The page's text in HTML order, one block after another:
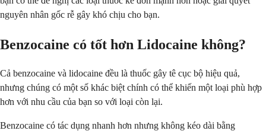
nguyên nhân gốc rễ gây khó chịu cho bạn.
Benzocaine có tốt hơn Lidocaine không?
Cả benzocaine và lidocaine đều là thuốc gây tê cục bộ hiệu quả,
nhưng chúng có một số khác biệt chính có thể khiến một loại phù hợp
hơn với nhu cầu của bạn so với loại còn lại.
Benzocaine có tác dụng nhanh hơn nhưng không kéo dài bằng